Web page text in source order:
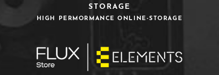
STORAGE
HIGH PERMORMANCE ONLINE-STORAGE